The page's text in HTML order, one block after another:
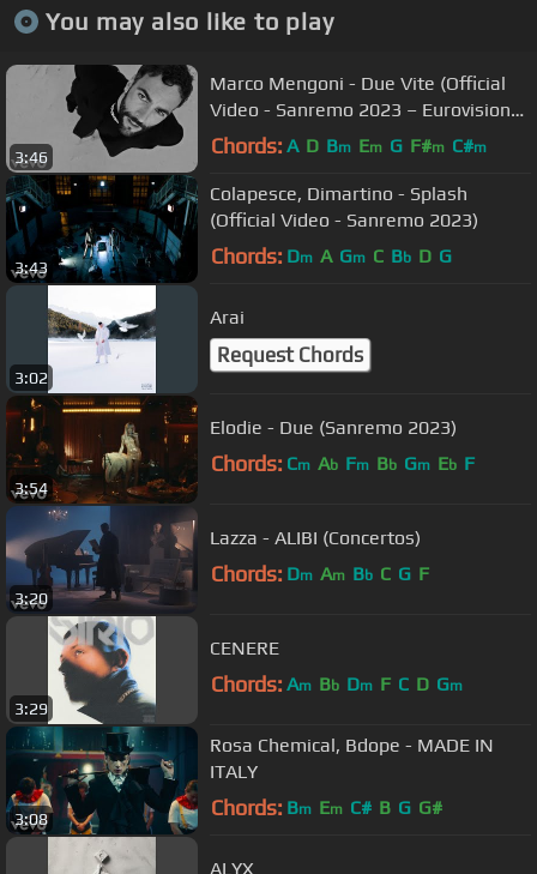
You may also like to play
3:46
Marco Mengoni - Due Vite (Official
Video - Sanremo 2023 – Eurovision
2023)
Chords: A D Bm Em G F#m C#m
3:43
Colapesce, Dimartino - Splash
(Official Video - Sanremo 2023)
Chords: Dm A Gm C Bb D G
3:02
Arai
Request Chords
3:54
Elodie - Due (Sanremo 2023)
Chords: Cm Ab Fm Bb Gm Eb F
3:20
Lazza - ALIBI (Concertos)
Chords: Dm Am Bb C G F
3:29
CENERE
Chords: Am Bb Dm F C D Gm
3:08
Rosa Chemical, Bdope - MADE IN
ITALY
Chords: Bm Em C# B G G#
ALYX